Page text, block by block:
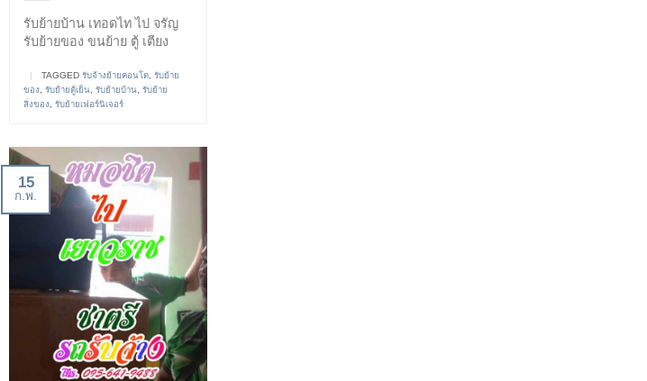
รับย้ายบ้าน เทอดไท ไป จรัญ
รับย้ายของ ขนย้าย ตู้ เตียง
| TAGGEDรับจ้างย้ายคอนโด ,รับย้าย
ของ
,รับย้ายตู้เย็น ,รับย้ายบ้าน ,รับย้าย
สิ่งของ
,รับย้ายเฟอร์นิเจอร์
15
ก.พ.